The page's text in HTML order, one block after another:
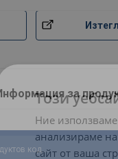
за
Този
Ние
анализираме
сайт от ваша